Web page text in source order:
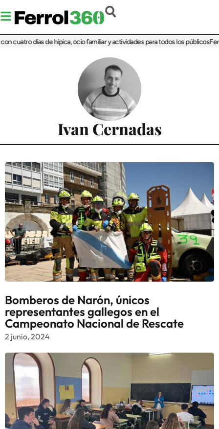
cuatro días de hípica, ocio familiar y actividades para todos los públicos
Ivan Cernadas
Bomberos de Narón, únicos
representantes gallegos en el
Campeonato Nacional de Rescate
2 junio, 2024